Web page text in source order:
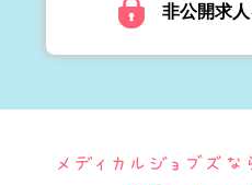
非公開求